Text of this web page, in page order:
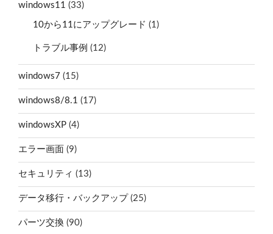
windows11 (33)
10から11にアップグレード (1)
トラブル事例 (12)
windows7 (15)
windows8/8.1 (17)
windowsXP (4)
エラー画面 (9)
セキュリティ (13)
データ移行・バックアップ (25)
パーツ交換 (90)